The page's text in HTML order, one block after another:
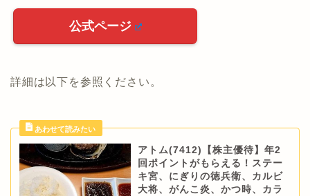
公式ページ
詳細は以下を参照ください。
アトム(7412)【株主優待】年2
回ポイントがもらえる！ステー
キ宮、にぎりの徳兵衛、カルビ
大将、がんこ炎、かつ時、カラ